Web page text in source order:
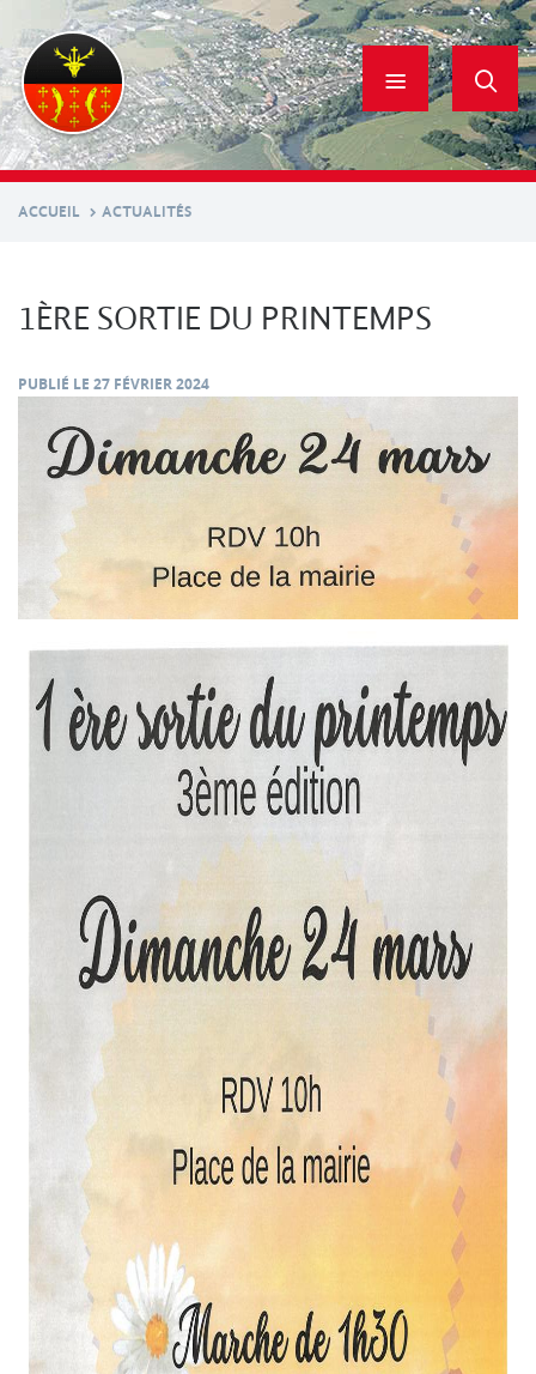
contenu
principal
ACCUEIL ACTUALITÉS
1ÈRE SORTIE DU PRINTEMPS
PUBLIÉ LE 27 FÉVRIER 2024